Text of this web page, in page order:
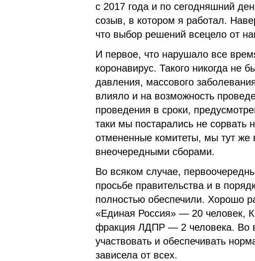
с 2017 года и по сегодняшний
созыв, в котором я работал.
что выбор решений всецело от
И первое, что нарушало все
коронавирус. Такого никогда не
давления, массового
влияло и на возможность
проведения в сроки,
таки мы постарались не сорвать
отмененные комитеты, мы тут же
внеочередными сборами.
Во всяком случае,
просьбе правительства и в
полностью обеспечили. Хорошо
«Единая Россия» — 20 человек,
фракция ЛДПР — 2 человека. Во
участвовать и обеспечивать
зависела от всех.